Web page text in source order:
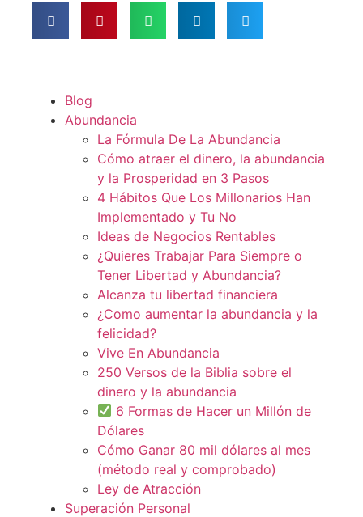
Blog
Abundancia
La Fórmula De La Abundancia
Cómo atraer el dinero, la abundancia
y la Prosperidad en 3 Pasos
4 Hábitos Que Los Millonarios Han
Implementado y Tu No
Ideas de Negocios Rentables
¿Quieres Trabajar Para Siempre o
Tener Libertad y Abundancia?
Alcanza tu libertad financiera
¿Como aumentar la abundancia y la
felicidad?
Vive En Abundancia
250 Versos de la Biblia sobre el
dinero y la abundancia
6 Formas de Hacer un Millón de
Dólares
Cómo Ganar 80 mil dólares al mes
(método real y comprobado)
Ley de Atracción
Superación Personal